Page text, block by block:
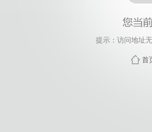
提示：访问地址
首